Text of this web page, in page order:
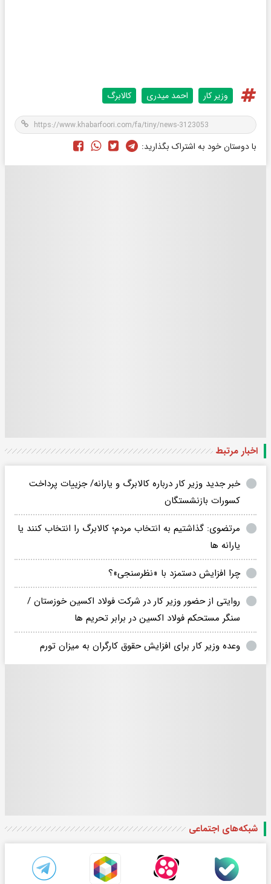
وزیر کار احمد میدری کالابرگ
با دوستان خود به اشتراک بگذارید:
اخبار مرتبط
خبر جدید وزیر کار درباره کالابرگ و یارانه/ جزییات پرداخت
کسورات بازنشستگان
مرتضوی: گذاشتیم به انتخاب مردم؛ کالابرگ را انتخاب کنند یا
یارانه ها
چرا افزایش دستمزد با «نظرسنجی»؟
روایتی از حضور وزیر کار در شرکت فولاد اکسین خوزستان /
سنگر مستحکم فولاد اکسین در برابر تحریم ها
وعده وزیر کار برای افزایش حقوق کارگران به میزان تورم
شبکه‌های اجتماعی